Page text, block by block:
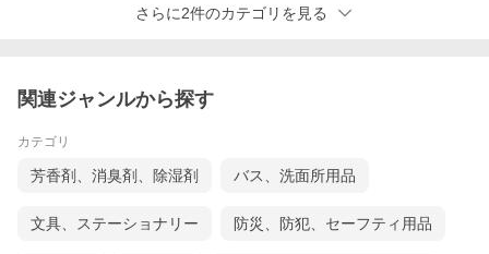
さらに2件のカテゴリを見る
関連ジャンルから探す
カテゴリ
芳香剤、消臭剤、除湿剤 バス、洗面所用品
文具、ステーショナリー 防災、防犯、セーフティ用品